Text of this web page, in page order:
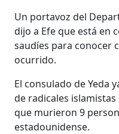
Un portavoz del
dijo a Efe que está en
saudíes para conocer
ocurrido.
El consulado de Yeda
de radicales
que murieron 9
estadounidense.